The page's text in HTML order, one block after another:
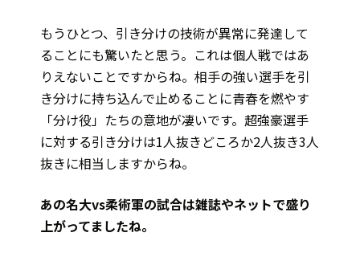
もうひとつ、引き分けの技術が異常に発達して
ることにも驚いたと思う。これは個人戦ではあ
りえないことですからね。相手の強い選手を引
き分けに持ち込んで止めることに青春を燃やす
「分け役」たちの意地が凄いです。超強豪選手
に対する引き分けは1人抜きどころか2人抜き3人
抜きに相当しますからね。
――あの名大vs柔術軍の試合は雑誌やネットで盛り
上がってましたね。